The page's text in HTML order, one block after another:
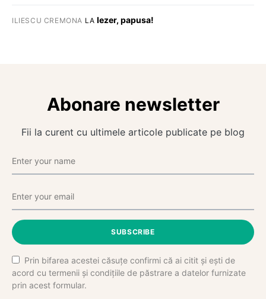
ILIESCU CREMONA LA Iezer, papusa!
Abonare newsletter
Fii la curent cu ultimele articole publicate pe blog
SUBSCRIBE
Prin bifarea acestei căsuțe confirmi că ai citit și ești de
acord cu termenii și condițiile de păstrare a datelor furnizate
prin acest formular.